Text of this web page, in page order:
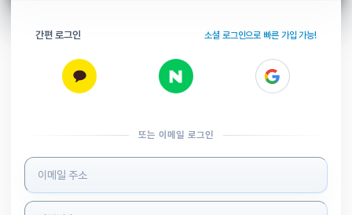
간편 로그인 소셜 로그인으로 빠른 가입 가능!
또는 이메일 로그인
로그인 정보 입력